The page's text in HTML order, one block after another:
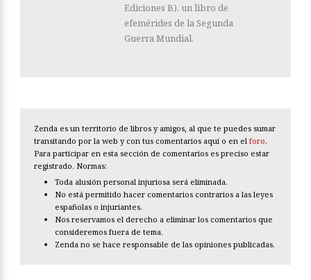
Ediciones B), un libro de
efemérides de la Segunda
Guerra Mundial.
Zenda es un territorio de libros y amigos, al que te puedes sumar
transitando por la web y con tus comentarios aquí o en el foro.
Para participar en esta sección de comentarios es preciso estar
registrado. Normas:
Toda alusión personal injuriosa será eliminada.
No está permitido hacer comentarios contrarios a las leyes
españolas o injuriantes.
Nos reservamos el derecho a eliminar los comentarios que
consideremos fuera de tema.
Zenda no se hace responsable de las opiniones publicadas.